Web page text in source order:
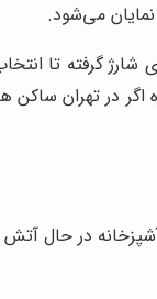
می‌شود.
گرفته تا
در تهران
در حال